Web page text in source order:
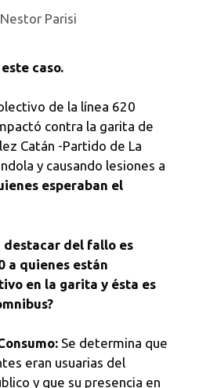
Nestor Parisi
caso.
de la línea 620
contra la garita de
Catán -Partido de La
y causando lesiones a
esperaban el
destacar del fallo es
a quienes están
en la garita y ésta es
Se determina que
eran usuarias del
y que su presencia en